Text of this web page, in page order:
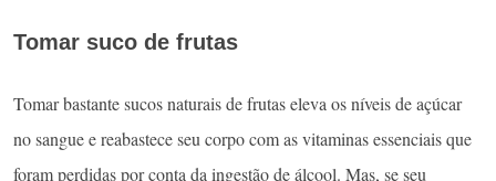
Tomar suco de frutas
Tomar bastante sucos naturais de frutas eleva os níveis de açúcar
no sangue e reabastece seu corpo com as vitaminas essenciais que
foram perdidas por conta da ingestão de álcool. Mas, se seu